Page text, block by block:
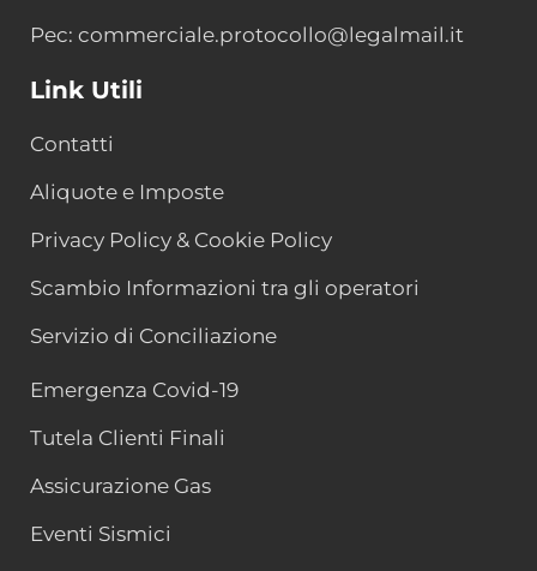
Pec: commerciale.protocollo@legalmail.it
Link Utili
Contatti
Aliquote e Imposte
Privacy Policy & Cookie Policy
Scambio Informazioni tra gli operatori
Servizio di Conciliazione
Emergenza Covid-19
Tutela Clienti Finali
Assicurazione Gas
Eventi Sismici